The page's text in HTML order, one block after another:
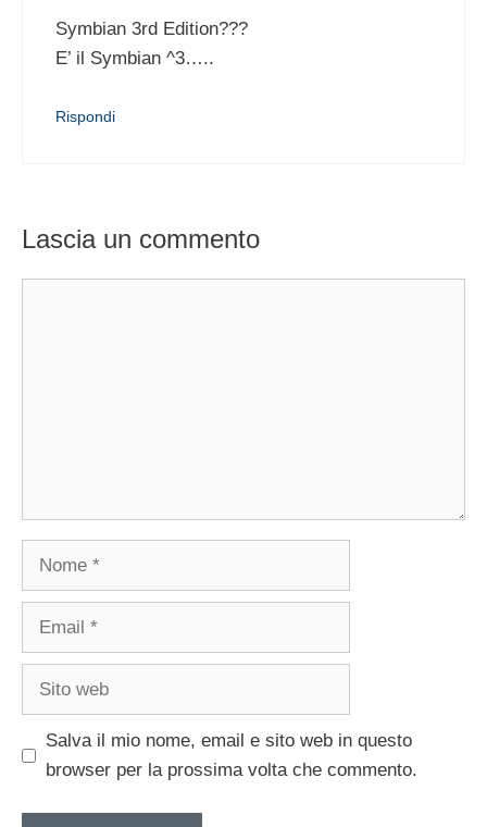
Symbian 3rd Edition???
E’ il Symbian ^3…..
Rispondi
Lascia un commento
Nome
Email
Sito
Salva il mio nome, email e sito web in questo
browser per la prossima volta che commento.